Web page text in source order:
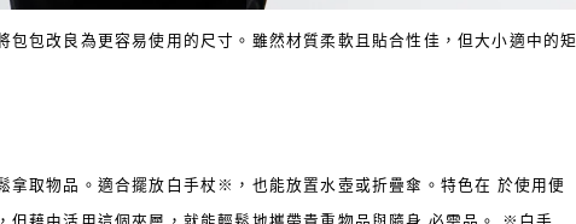
包包改良為更容易使用的尺寸。雖然材質柔軟且貼合性佳，但大小適中的矩
拿取物品。適合擺放白手杖※，也能放置水壺或折疊傘。特色在 於使用便